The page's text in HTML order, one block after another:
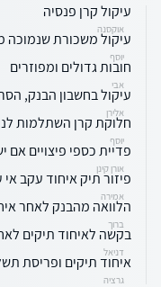
עיקול קרן פנסיה
אוקסנה
עיקול משכורת שנמוכה מ 3500 ומוגנת
יוסף
חובות גדולים ומפוזרים
אבי
עיקול בחשבון הבנק,
אלירן
חלוקת קרן השתלמות
יוסף
פדיית כספי פיצויים אם
אורן קינן
פיזור תיק איחוד עקב
אמירה
הלוואה מהבנק לאחר
ברוך
בקשה לאיחוד תיקים
דניאל
איחוד תיקים ופריסת
גרציה